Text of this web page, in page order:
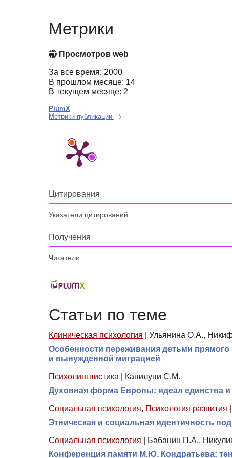
Метрики
Просмотров web
За все время: 2000
В прошлом месяце: 14
В текущем месяце: 2
PlumX
Метрики публикации
Цитирования
Указатели цитирований:
Получения
Читатели:
Статьи по теме
Клиническая психология
Ульянина О.А.,
Особенности переживания детьми
и вынужденной миграцией
Психолингвистика
Капилупи С.М.
Духовная форма Европы: идеал единства и
Социальная психология, Психология развития
Этническая и социальная идентичность
Социальная психология
Бабанин П.А.,
Конференция памяти М.Ю. Кондратьева: